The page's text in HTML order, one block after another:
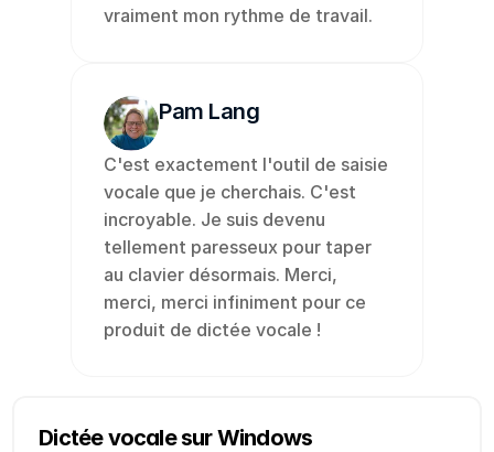
Dictée vocale sur Windows
vraiment mon rythme de travail.
Pam Lang
C'est exactement l'outil de saisie
vocale que je cherchais. C'est
incroyable. Je suis devenu
tellement paresseux pour taper
au clavier désormais. Merci,
merci, merci infiniment pour ce
produit de dictée vocale !